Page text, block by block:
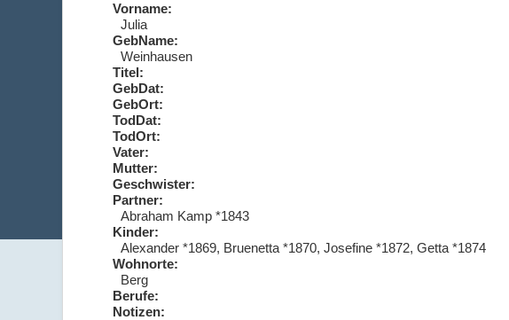
Vorname:
Julia
GebName:
Weinhausen
Titel:
GebDat:
GebOrt:
TodDat:
TodOrt:
Vater:
Mutter:
Geschwister:
Partner:
Abraham Kamp *1843
Kinder:
Alexander *1869, Bruenetta *1870, Josefine *1872, Getta *1874
Wohnorte:
Berg
Berufe:
Notizen: